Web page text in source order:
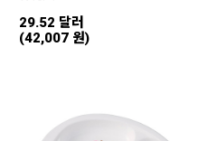
29.52 달러
(42,007 원)